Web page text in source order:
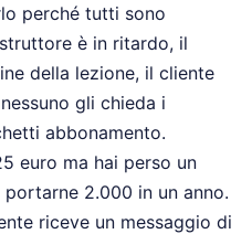
perché tutti sono
è in ritardo, il
della lezione, il cliente
gli chieda i
abbonamento.
euro ma hai perso un
2.000 in un anno.
riceve un messaggio di